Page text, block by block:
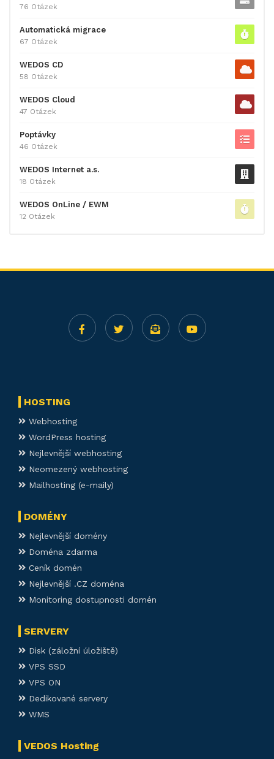
76 Otázek
Automatická migrace
67 Otázek
WEDOS CD
58 Otázek
WEDOS Cloud
47 Otázek
Poptávky
46 Otázek
WEDOS Internet a.s.
18 Otázek
WEDOS OnLine / EWM
12 Otázek
HOSTING
Webhosting
WordPress hosting
Nejlevnější webhosting
Neomezený webhosting
Mailhosting (e-maily)
DOMÉNY
Nejlevnější domény
Doména zdarma
Ceník domén
Nejlevnější .CZ doména
Monitoring dostupnosti domén
SERVERY
Disk (záložní úložiště)
VPS SSD
VPS ON
Dedikované servery
WMS
VEDOS Hosting